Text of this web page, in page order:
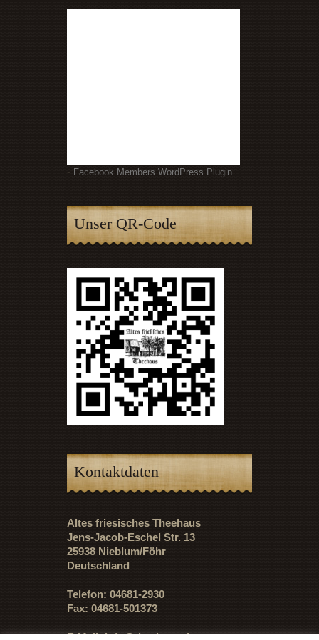
- Facebook Members WordPress Plugin
Unser QR-Code
Kontaktdaten
Altes friesisches Theehaus
Jens-Jacob-Eschel Str. 13
25938 Nieblum/Föhr
Deutschland
Telefon: 04681-2930
Fax: 04681-501373
E-Mail:info@theehaus.de